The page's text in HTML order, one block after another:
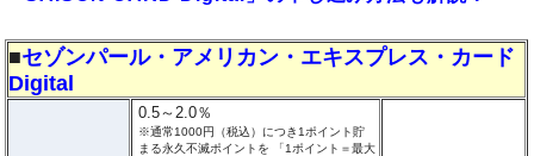
■セゾンパール・アメリカン・エキスプレス・カード
Digital
0.5～2.0％
※通常1000円（税込）につき1ポイント貯
まる永久不滅ポイントを 「1ポイント＝最大